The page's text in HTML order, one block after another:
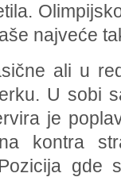
najveće
ali u
U sobi
je
kontra
gde